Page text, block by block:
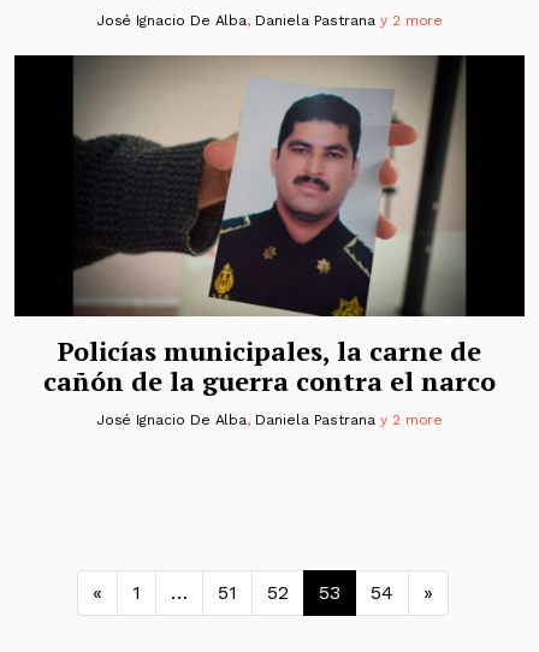
José Ignacio De Alba, Daniela Pastrana y 2 more
Policías municipales, la carne de
cañón de la guerra contra el narco
José Ignacio De Alba, Daniela Pastranay 2 more
Navegación de entradas
« 1 … 51 52 53 54 »